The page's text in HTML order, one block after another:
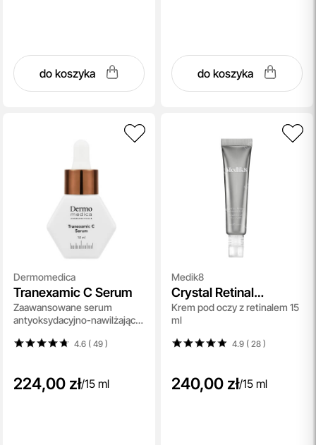
do koszyka do koszyka
Dermomedica
Tranexamic C Serum
Zaawansowane serum
antyoksydacyjno-nawilżające
4.6 ( 49)
224,00 zł/15 ml
Medik8
Crystal Retinal
Ceramide Eye 3
Krem pod oczy z retinalem 15
ml
4.9 ( 28)
240,00 zł/15 ml